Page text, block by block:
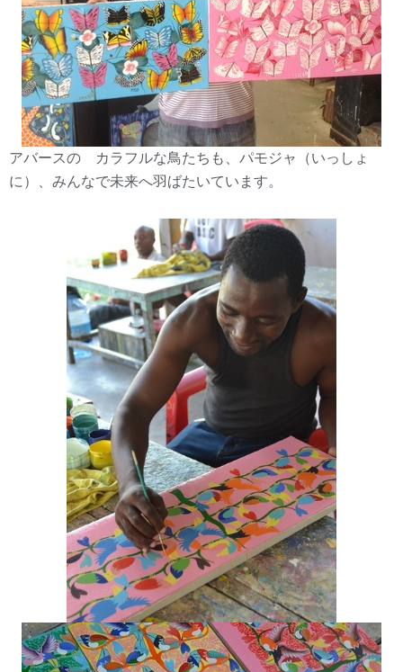
アバースの カラフルな鳥たちも、パモジャ（いっしょ
に）、みんなで未来へ羽ばたいています。